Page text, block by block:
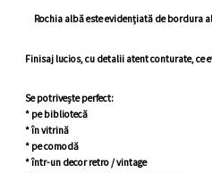
Rochia albă este evidențiată de bordura
Finisaj lucios, cu detalii atent conturate, ce
Se potrivește perfect:
* pe bibliotecă
* în vitrină
* pe comodă
* într-un decor retro / vintage